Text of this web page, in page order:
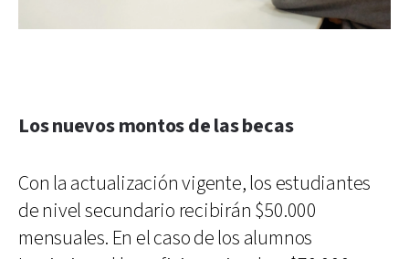
Los nuevos montos de las becas
Con la actualización vigente, los estudiantes
de nivel secundario recibirán $50.000
mensuales. En el caso de los alumnos